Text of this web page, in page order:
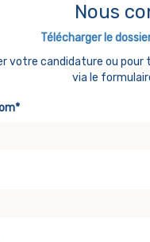
Nous
Télécharger le
votre candidature ou
via le